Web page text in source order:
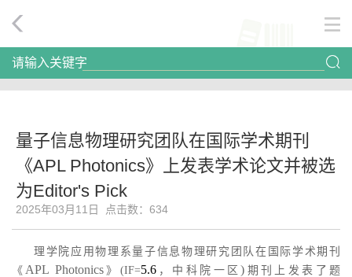
请输入关键字
量子信息物理研究团队在国际学术期刊
《APL Photonics》上发表学术论文并被选
为Editor's Pick
2025年03月11日 点击数： 634
理学院应用物理系量子信息物理研究团队在国际学术期刊
《APL Photonics》 (IF=5.6，中科院一区 ) 期刊上发表了题